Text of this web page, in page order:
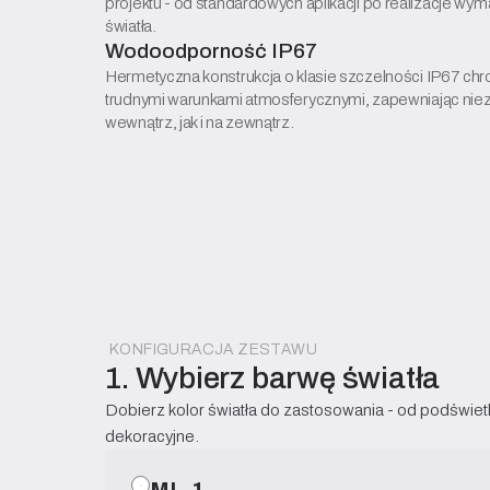
światła.
Wodoodporność IP67
Hermetyczna konstrukcja o klasie szczelności IP67
trudnymi warunkami atmosferycznymi, zapewniając
wewnątrz, jak i na zewnątrz.
KONFIGURACJA ZESTAWU
1. Wybierz barwę światła
Dobierz kolor światła do zastosowania - od
dekoracyjne.